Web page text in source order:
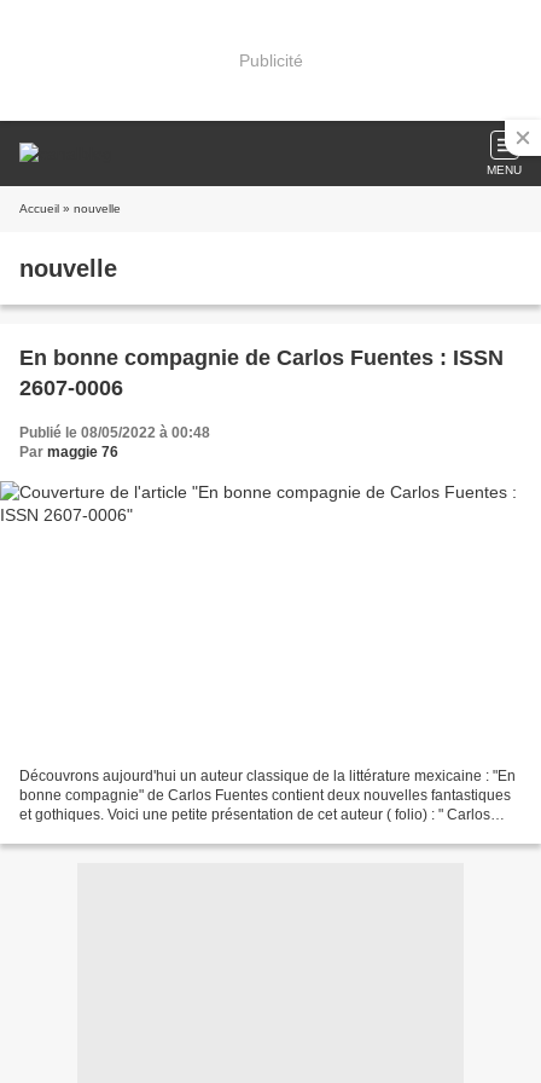
Publicité
MENU
Accueil » nouvelle
nouvelle
En bonne compagnie de Carlos Fuentes : ISSN
2607-0006
Publié le 08/05/2022 à 00:48
Par maggie 76
Découvrons aujourd'hui un auteur classique de la littérature mexicaine : "En
bonne compagnie" de Carlos Fuentes contient deux nouvelles fantastiques
et gothiques. Voici une petite présentation de cet auteur ( folio) : " Carlos